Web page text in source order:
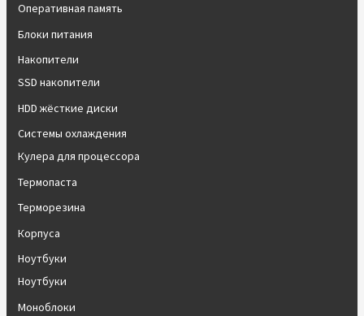
Оперативная память
Блоки питания
Накопители
SSD накопители
HDD жёсткие диски
Системы охлаждения
Кулера для процессора
Термопаста
Терморезина
Корпуса
Ноутбуки
Ноутбуки
Моноблоки